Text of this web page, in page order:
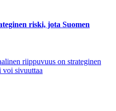
riski, jota Suomen
riippuvuus on strateginen
voi sivuuttaa